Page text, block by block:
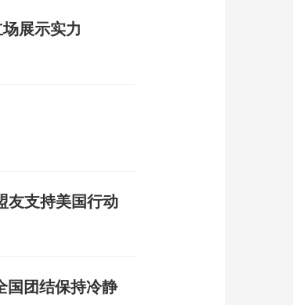
展示实力
友支持美国行动
国团结保持冷静